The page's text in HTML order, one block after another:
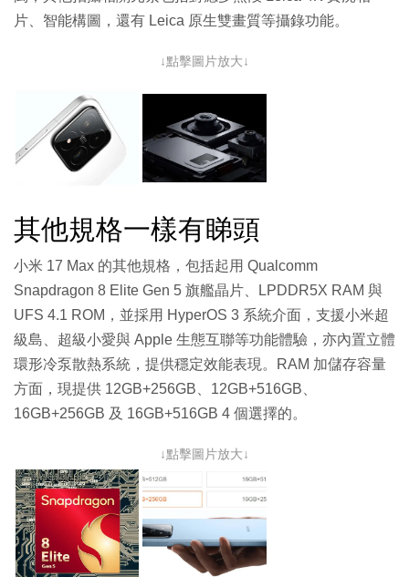
片、智能構圖，還有 Leica 原生雙畫質等攝錄功能。
↓點擊圖片放大↓
其他規格一樣有睇頭
小米 17 Max 的其他規格，包括起用 Qualcomm
Snapdragon 8 Elite Gen 5 旗艦晶片、LPDDR5X RAM 與
UFS 4.1 ROM，並採用 HyperOS 3 系統介面，支援小米超
級島、超級小愛與 Apple 生態互聯等功能體驗，亦內置立體
環形冷泵散熱系統，提供穩定效能表現。RAM 加儲存容量
方面，現提供 12GB+256GB、12GB+516GB、
16GB+256GB 及 16GB+516GB 4 個選擇的。
↓點擊圖片放大↓